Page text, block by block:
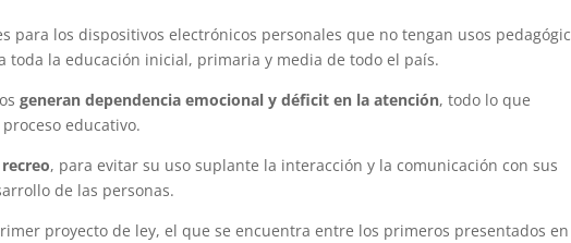
para los dispositivos electrónicos personales que no tengan usos
toda la educación inicial, primaria y media de todo el país.
generan dependencia emocional y déficit en la atención, todo lo que
educativo.
, para evitar su uso suplante la interacción y la comunicación con sus
de las personas.
proyecto de ley, el que se encuentra entre los primeros presentados